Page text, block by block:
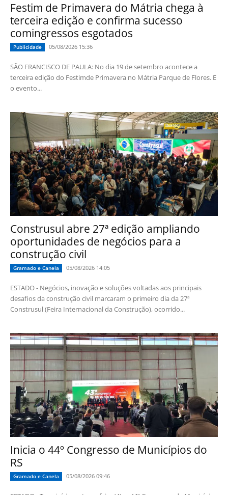
Festim de Primavera do Mátria chega à
terceira edição e confirma sucesso
comingressos esgotados
Publicidade 05/08/2026 15:36
SÃO FRANCISCO DE PAULA: No dia 19 de setembro acontece a
terceira edição do Festimde Primavera no Mátria Parque de Flores. E
o evento...
Construsul abre 27ª edição ampliando
oportunidades de negócios para a
construção civil
Gramado e Canela 05/08/2026 14:05
ESTADO - Negócios, inovação e soluções voltadas aos principais
desafios da construção civil marcaram o primeiro dia da 27ª
Construsul (Feira Internacional da Construção), ocorrido...
Inicia o 44º Congresso de Municípios do
RS
Gramado e Canela 05/08/2026 09:46